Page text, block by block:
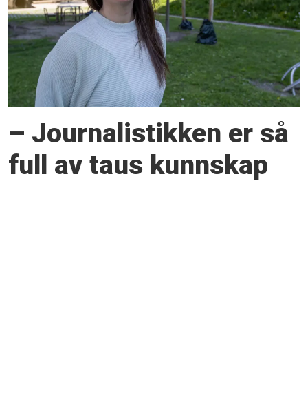
– Journalistikken er så
full av taus kunnskap